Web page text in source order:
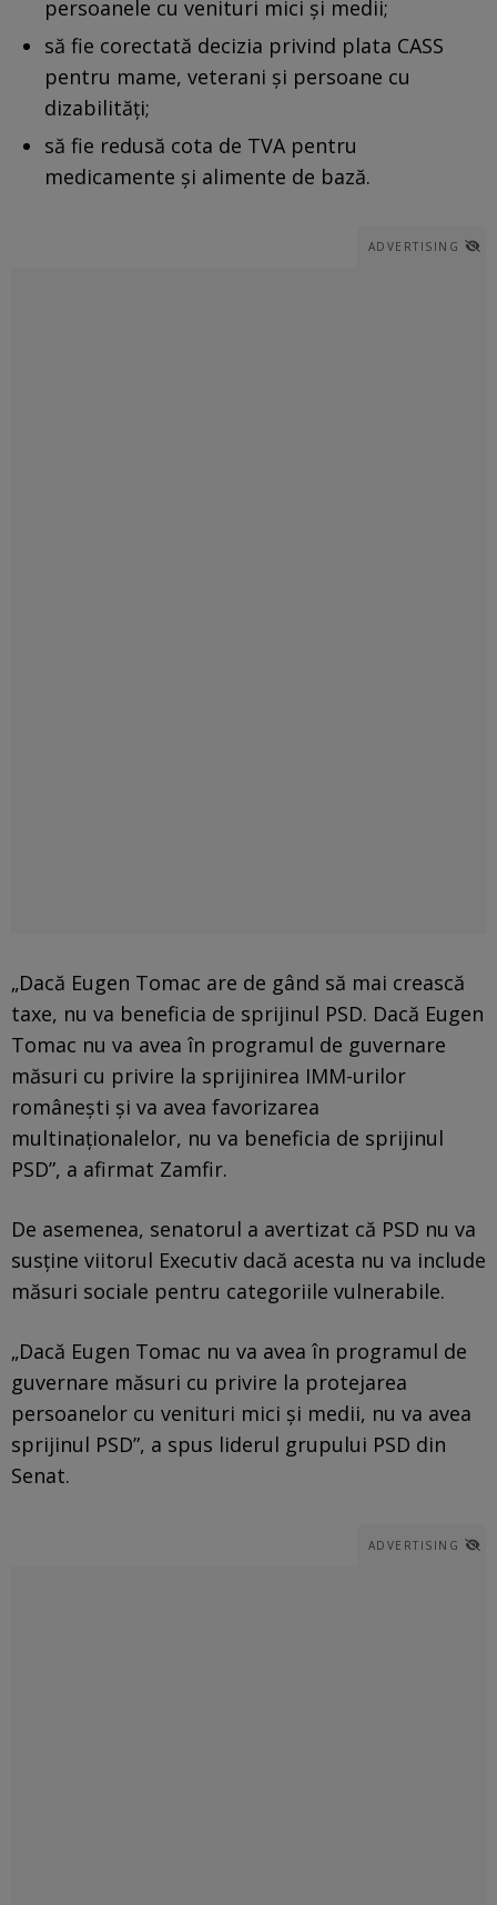
persoanele cu venituri mici și medii;
să fie corectată decizia privind plata CASS
pentru mame, veterani și persoane cu
dizabilități;
să fie redusă cota de TVA pentru
medicamente și alimente de bază.
ADVERTISING
„Dacă Eugen Tomac are de gând să mai crească
taxe, nu va beneficia de sprijinul PSD. Dacă Eugen
Tomac nu va avea în programul de guvernare
măsuri cu privire la sprijinirea IMM-urilor
românești și va avea favorizarea
multinaționalelor, nu va beneficia de sprijinul
PSD”, a afirmat Zamfir.
De asemenea, senatorul a avertizat că PSD nu va
susține viitorul Executiv dacă acesta nu va include
măsuri sociale pentru categoriile vulnerabile.
„Dacă Eugen Tomac nu va avea în programul de
guvernare măsuri cu privire la protejarea
persoanelor cu venituri mici și medii, nu va avea
sprijinul PSD”, a spus liderul grupului PSD din
Senat.
ADVERTISING